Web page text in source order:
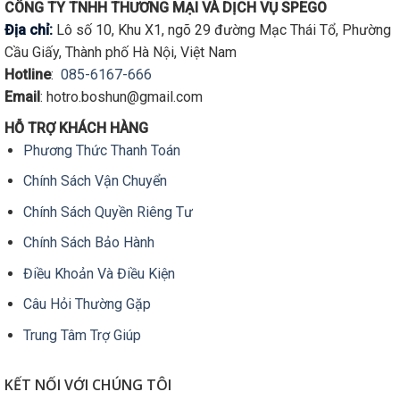
CÔNG TY TNHH THƯƠNG MẠI VÀ DỊCH VỤ SPEGO
Địa chỉ: Lô số 10, Khu X1, ngõ 29 đường Mạc Thái Tổ, Phường
Cầu Giấy, Thành phố Hà Nội, Việt Nam
Hotline: 085-6167-666
Email: hotro.boshun@gmail.com
HỖ TRỢ KHÁCH HÀNG
Phương Thức Thanh Toán
Chính Sách Vận Chuyển
Chính Sách Quyền Riêng Tư
Chính Sách Bảo Hành
Điều Khoản Và Điều Kiện
Câu Hỏi Thường Gặp
Trung Tâm Trợ Giúp
KẾT NỐI VỚI CHÚNG TÔI